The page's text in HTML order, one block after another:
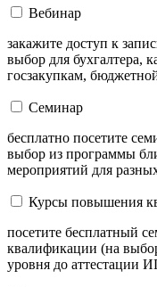
Вебинар
закажите доступ к
выбор для бухгалтера,
госзакупкам,
Семинар
бесплатно посетите
выбор из программы
мероприятий для
Курсы повышения
посетите бесплатный
квалификации (на
уровня до аттестации